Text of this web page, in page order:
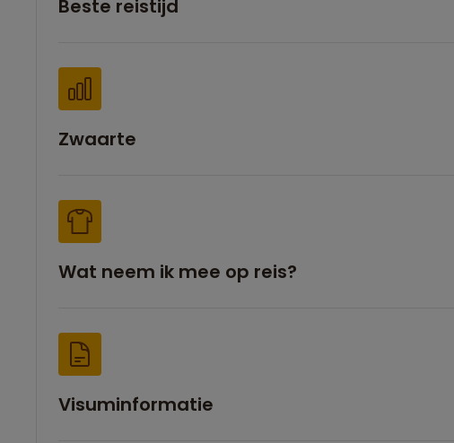
Beste reistijd
Zwaarte
Wat neem ik mee op reis?
Visuminformatie